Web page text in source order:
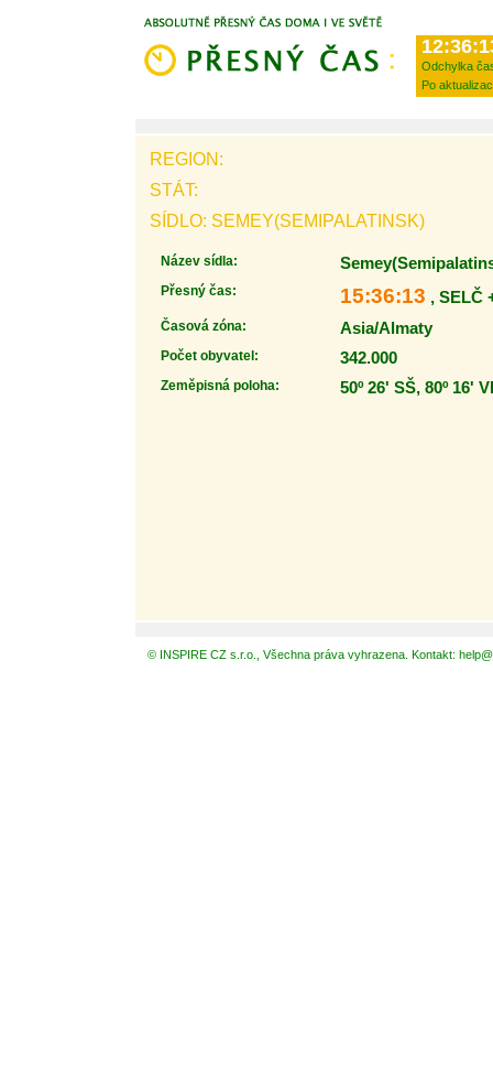
Odchylka
Po
REGION:
STÁT:
SÍDLO: SEMEY(SEMIPALATINSK)
Název sídla:
Přesný čas: 15:36:13 , SELČ
Časová zóna: Asia/Almaty
Počet obyvatel: 342.000
Zeměpisná poloha: 50º 26' SŠ, 80º 16'
© INSPIRE CZ s.r.o., Všechna práva vyhrazena. Kontakt: